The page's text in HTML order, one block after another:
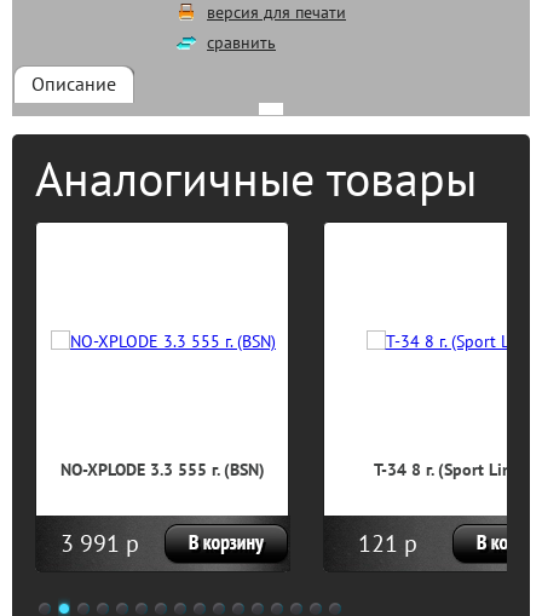
версия для печати
сравнить
Описание
Аналогичные товары
NO-XPLODE 3.3 555 г. (BSN)
3 991 р
T-34 8 г. (Sport Line)
121 р
1 2 3 4 5 6 7 8 9 10 11 12 13 14 15